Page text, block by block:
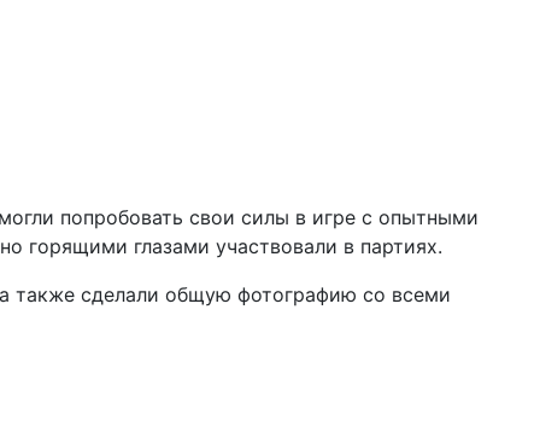
попробовать свои силы в игре с опытными
горящими глазами участвовали в партиях.
также сделали общую фотографию со всеми